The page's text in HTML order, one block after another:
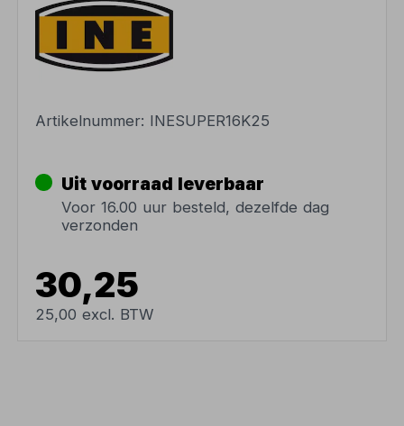
Artikelnummer: INESUPER16K25
Uit voorraad leverbaar
Voor 16.00 uur besteld, dezelfde dag
verzonden
30,25
25,00 excl. BTW